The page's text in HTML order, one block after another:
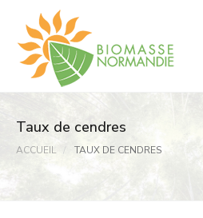
contenu
Taux de cendres
ACCUEIL TAUX DE CENDRES